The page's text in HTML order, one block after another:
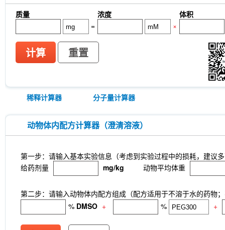
质量 浓度
体积
=
×
计算 重置
稀释计算器 分子量计算器
动物体内配方计算器（澄清溶液）
第一步：请输入基本实验信息（考虑到实验过程中的损耗，建议
给药剂量
mg/kg 动物平均体重
第二步：请输入动物体内配方组成（配方适用于不溶于水的药物
% DMSO + % +